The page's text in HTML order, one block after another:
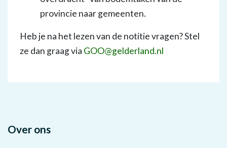
provincie naar gemeenten.
Heb je na het lezen van de notitie vragen? Stel
ze dan graag via GOO@gelderland.nl
Over ons